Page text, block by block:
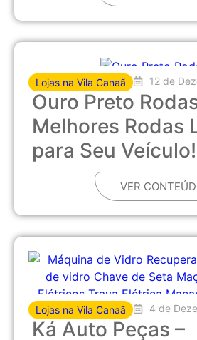
Lojas na Vila Canaã 12 de
Ouro Preto
Melhores Rodas
para Seu Veículo!
VER
Lojas na Vila Canaã 4 de
Ká Auto Peças –